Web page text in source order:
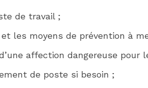
de travail ;
les moyens de prévention à
affection dangereuse pour
de poste si besoin ;